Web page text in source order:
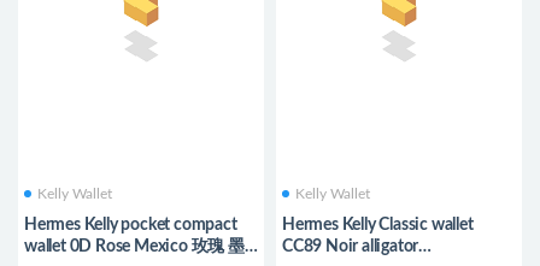
Kelly Wallet
Hermes Kelly pocket compact
wallet 0D Rose Mexico 玫瑰 墨
Kelly Wallet
Hermes Kelly Classic wallet
CC89 Noir alligator